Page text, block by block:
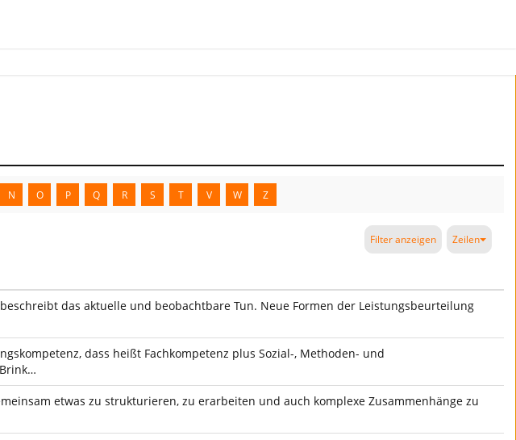
N O P Q R S T V W Z
Filter anzeigen Zeilen
das aktuelle und beobachtbare Tun. Neue Formen der Leistungsbeurteilung
dass heißt Fachkompetenz plus Sozial-, Methoden- und
etwas zu strukturieren, zu erarbeiten und auch komplexe Zusammenhänge zu